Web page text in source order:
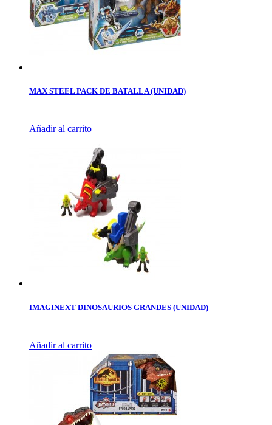
MAX STEEL PACK DE BATALLA (UNIDAD)
Añadir al carrito
IMAGINEXT DINOSAURIOS GRANDES (UNIDAD)
Añadir al carrito